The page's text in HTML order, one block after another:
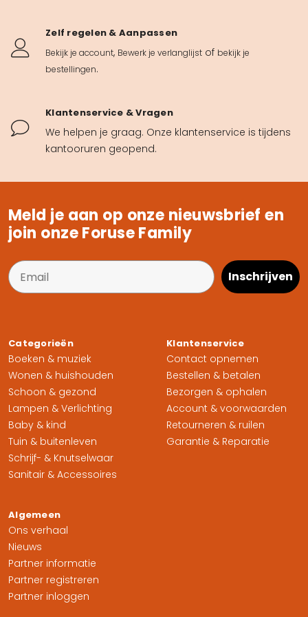
Zelf regelen & Aanpassen
Bekijk je account, Bewerk je verlanglijst of bekijk je
bestellingen.
Klantenservice & Vragen
We helpen je graag. Onze klantenservice is tijdens
kantooruren geopend.
Meld je aan op onze nieuwsbrief en
join onze Foruse Family
Inschrijven
Categorieën
Boeken & muziek
Wonen & huishouden
Schoon & gezond
Lampen & Verlichting
Baby & kind
Tuin & buitenleven
Schrijf- & Knutselwaar
Sanitair & Accessoires
Klantenservice
Contact opnemen
Bestellen & betalen
Bezorgen & ophalen
Account & voorwaarden
Retourneren & ruilen
Garantie & Reparatie
Algemeen
Ons verhaal
Nieuws
Partner informatie
Partner registreren
Partner inloggen